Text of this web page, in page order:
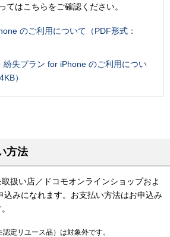
てはこちらをご確認ください。
のご利用について（PDF形式：
紛失プラン for iPhone のご利用につい
）
方法
扱い店／ドコモオンラインショップおよ
込みになれます。お支払い方法はお申込み
定リユース品）は対象外です。